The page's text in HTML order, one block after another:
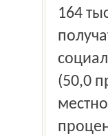
164
(50,0